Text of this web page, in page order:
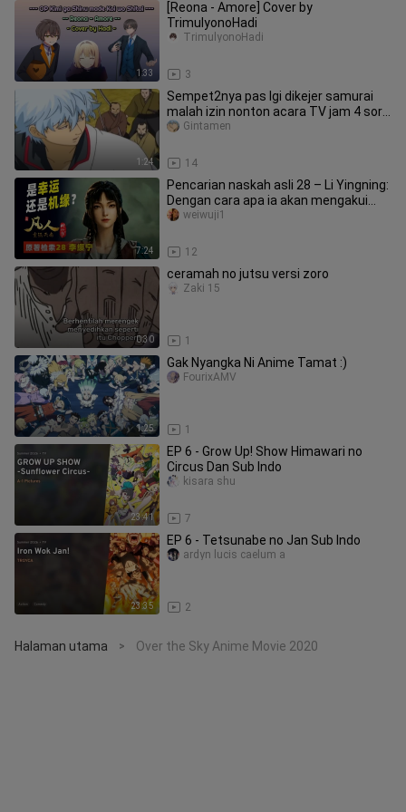
1:33
[Reona - Amore] Cover by
TrimulyonoHadi
3
TrimulyonoHadi
1:24
Sempet2nya pas lgi dikejer samurai
malah izin nonton acara TV jam 4 sore
😭
14
Gintamen
7:24
Pencarian naskah asli 28 – Li Yingning:
Dengan cara apa ia akan mengakui
identitasnya di hadapan Han
12
weiwuji1
0:30
ceramah no jutsu versi zoro
1
Zaki 15
1:25
Gak Nyangka Ni Anime Tamat :)
1
FourixAMV
23:41
EP 6 - Grow Up! Show Himawari no
Circus Dan Sub Indo
7
kisara shu
23:35
EP 6 - Tetsunabe no Jan Sub Indo
2
ardyn lucis caelum a
Halaman utama > Over the Sky Anime Movie 2020